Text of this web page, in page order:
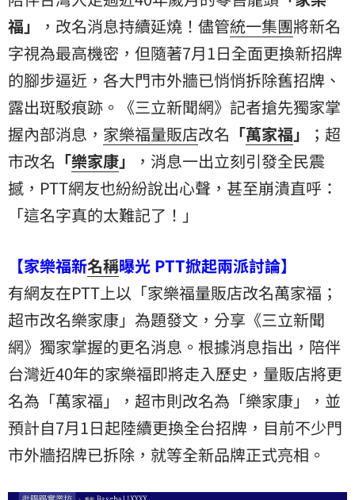
福」 ，改名消息持續延燒！儘管統一集團將新名
字視為最高機密，但隨著7月1日全面更換新招牌
的腳步逼近，各大門市外牆已悄悄拆除舊招牌、
露出斑駁痕跡。《三立新聞網》記者搶先獨家掌
握內部消息， 家樂福量販店改名 「萬家福」
；超
市改名 「樂家康」
，消息一出立刻引發全民震
撼，PTT網友也紛紛說出心聲，甚至崩潰直呼：
「這名字真的太難記了！」
【家樂福新名稱曝光 PTT掀起兩派討論】
有網友在PTT上以「家樂福量販店改名萬家福；
超市改名樂家康」為題發文，分享《三立新聞
網》獨家掌握的更名消息。根據消息指出，陪伴
台灣近40年的家樂福即將走入歷史，量販店將更
名為「萬家福」，超市則改名為「樂家康」，並
預計自7月1日起陸續更換全台招牌，目前不少門
市外牆招牌已拆除，就等全新品牌正式亮相。